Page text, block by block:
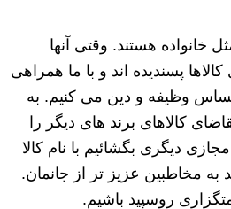
خانواده هستند. وقتی آنها
پسندیده اند و با ما همراهی
وظیفه و دین می کنیم. به
کالاهای برند های دیگر را
دیگری بگشائیم با نام کالا
به مخاطبین عزیز تر از جانمان.
روسپید باشیم.